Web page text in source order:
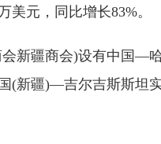
美元，同比增长83%。
疆商会)设有中国—
(新疆)—吉尔吉斯斯坦